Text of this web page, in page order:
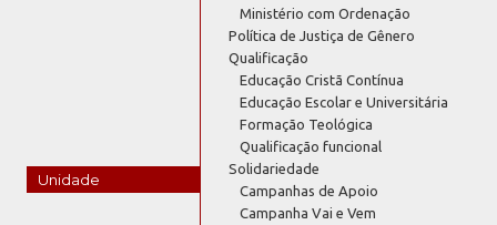
Unidade
Ministério com Ordenação
Política de Justiça de Gênero
Qualificação
Educação Cristã Contínua
Educação Escolar e Universitária
Formação Teológica
Qualificação funcional
Solidariedade
Campanhas de Apoio
Campanha Vai e Vem